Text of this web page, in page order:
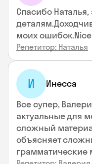
Спасибо
моих
Репетитор: Наталья
И Инесса
Все супер,
актуальные для
сложный
объясняет